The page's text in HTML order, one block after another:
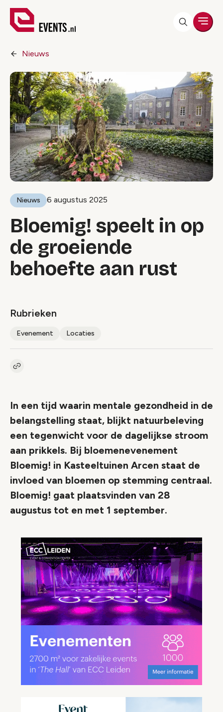
Nieuws
Nieuws 6 augustus 2025
Bloemig! speelt in op
de groeiende
behoefte aan rust
Rubrieken
Evenement Locaties
Kopieer link naar artikel
In een tijd waarin mentale gezondheid in de
belangstelling staat, blijkt natuurbeleving
een tegenwicht voor de dagelijkse stroom
aan prikkels. Bij bloemenevenement
Bloemig! in Kasteeltuinen Arcen staat de
invloed van bloemen op stemming centraal.
Bloemig! gaat plaatsvinden van 28
augustus tot en met 1 september.